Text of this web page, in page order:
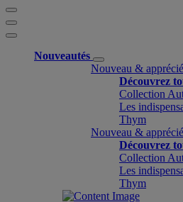
Nouveautés
Nouveau & apprécié
Découvrez
Collection
Les
Thym
Nouveau & apprécié
Découvrez
Collection
Les
Thym